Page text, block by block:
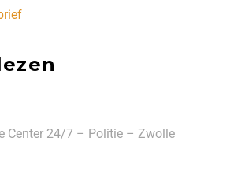
Center 24/7 – Politie – Zwolle